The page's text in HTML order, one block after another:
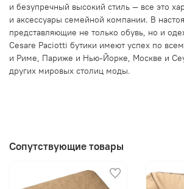
и безупречный высокий стиль — все это
и аксессуары семейной компании. В
представляющие не только обувь, но и
Cesare Paciotti бутики имеют успех по
и Риме, Париже и Нью-Йорке, Москве и
других мировых столиц моды.
Сопутствующие товары